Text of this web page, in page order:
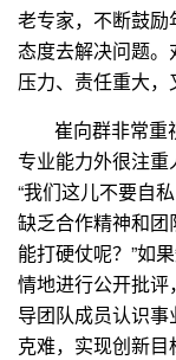
老专家，不断鼓
态度去解决问题
压力、责任重大，
崔向群非常重
专业能力外很注重
“我们这儿不要自
缺乏合作精神和
能打硬仗呢？”如
情地进行公开批
导团队成员认识
克难，实现创新目